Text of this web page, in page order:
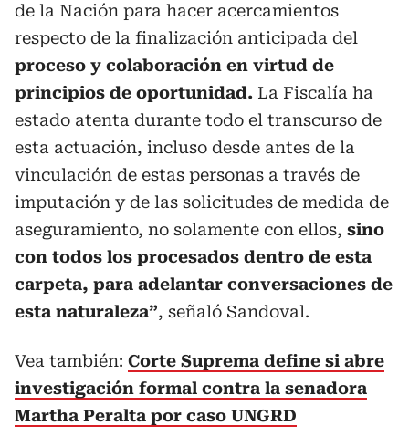
de la Nación para hacer acercamientos
respecto de la finalización anticipada del
proceso y colaboración en virtud de
principios de oportunidad. La Fiscalía ha
estado atenta durante todo el transcurso de
esta actuación, incluso desde antes de la
vinculación de estas personas a través de
imputación y de las solicitudes de medida de
aseguramiento, no solamente con ellos, sino
con todos los procesados dentro de esta
carpeta, para adelantar conversaciones de
esta naturaleza”, señaló Sandoval.
Vea también: Corte Suprema define si abre
investigación formal contra la senadora
Martha Peralta por caso UNGRD